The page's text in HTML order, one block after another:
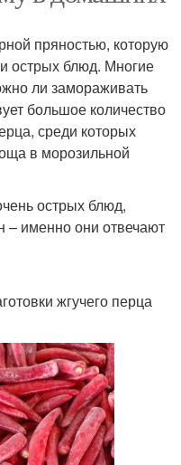
пряностью, которую
острых блюд. Многие
ли замораживать
большое количество
среди которых
в морозильной
острых блюд,
– именно они отвечают
жгучего перца